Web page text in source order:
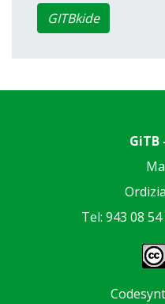
GITBkide
Tel: 943 08 54